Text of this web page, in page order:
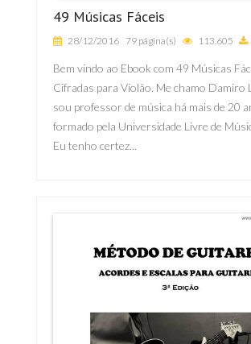
49 Músicas Fáceis
28/12/2016 79 página(s) 113.605
Bem vindo ao Ebook com 49 Músicas
Cifradas para Violão. Me chamo Damiro
sou professor de música há mais de 20
formado pela Universidade Livre de
Eu tenho certez...